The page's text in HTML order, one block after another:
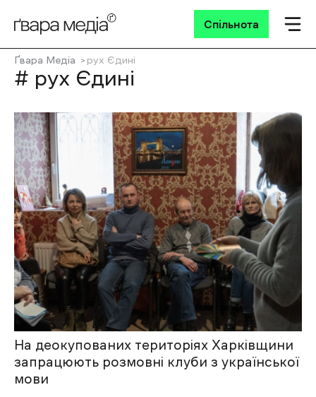
Спільнота
Ґвара Медіа рух Єдині
# рух Єдині
На деокупованих територіях Харківщини
запрацюють розмовні клуби з української
мови